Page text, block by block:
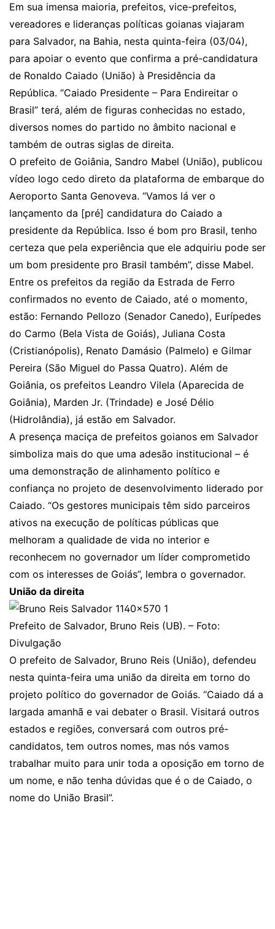
Em sua imensa maioria, prefeitos, vice-prefeitos,
vereadores e lideranças políticas goianas viajaram
para Salvador, na Bahia, nesta quinta-feira (03/04),
para apoiar o evento que confirma a pré-candidatura
de Ronaldo Caiado (União) à Presidência da
República. “Caiado Presidente – Para Endireitar o
Brasil” terá, além de figuras conhecidas no estado,
diversos nomes do partido no âmbito nacional e
também de outras siglas de direita.
O prefeito de Goiânia, Sandro Mabel (União), publicou
vídeo logo cedo direto da plataforma de embarque do
Aeroporto Santa Genoveva. “Vamos lá ver o
lançamento da [pré] candidatura do Caiado a
presidente da República. Isso é bom pro Brasil, tenho
certeza que pela experiência que ele adquiriu pode ser
um bom presidente pro Brasil também”, disse Mabel.
Entre os prefeitos da região da Estrada de Ferro
confirmados no evento de Caiado, até o momento,
estão: Fernando Pellozo (Senador Canedo), Eurípedes
do Carmo (Bela Vista de Goiás), Juliana Costa
(Cristianópolis), Renato Damásio (Palmelo) e Gilmar
Pereira (São Miguel do Passa Quatro). Além de
Goiânia, os prefeitos Leandro Vilela (Aparecida de
Goiânia), Marden Jr. (Trindade) e José Délio
(Hidrolândia), já estão em Salvador.
A presença maciça de prefeitos goianos em Salvador
simboliza mais do que uma adesão institucional – é
uma demonstração de alinhamento político e
confiança no projeto de desenvolvimento liderado por
Caiado. “Os gestores municipais têm sido parceiros
ativos na execução de políticas públicas que
melhoram a qualidade de vida no interior e
reconhecem no governador um líder comprometido
com os interesses de Goiás”, lembra o governador.
União da direita
Prefeito de Salvador, Bruno Reis (UB). – Foto:
Divulgação
O prefeito de Salvador, Bruno Reis (União), defendeu
nesta quinta-feira uma união da direita em torno do
projeto político do governador de Goiás. “Caiado dá a
largada amanhã e vai debater o Brasil. Visitará outros
estados e regiões, conversará com outros pré-
candidatos, tem outros nomes, mas nós vamos
trabalhar muito para unir toda a oposição em torno de
um nome, e não tenha dúvidas que é o de Caiado, o
nome do União Brasil”.